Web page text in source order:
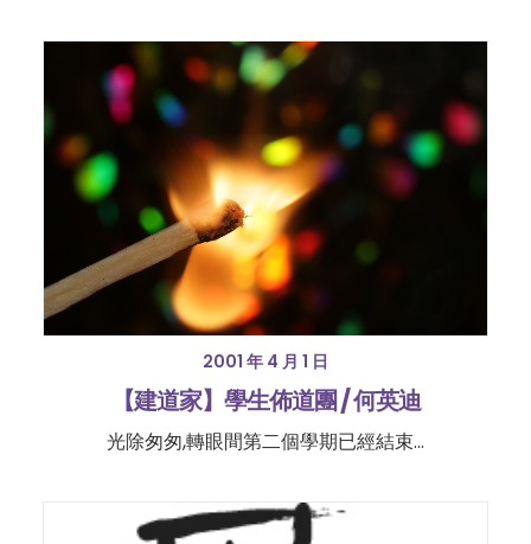
2001 年 4 月 1 日
【建道家】學生佈道團 / 何英迪
光除匆匆,轉眼間第二個學期已經結束...